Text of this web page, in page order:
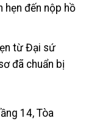
hẹn đến nộp hồ
từ Đại sứ
đã chuẩn bị
14, Tòa